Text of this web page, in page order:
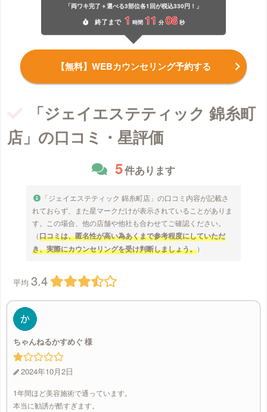
「両ワキ完了＋選べる3部位各1回が税込330円！」
終了 まで 1 時間 11 分 07 秒
【無料】WEBカウンセリング予約する
「ジェイエステティック 錦糸町
店」の口コミ・星評価
5件あります
「ジェイエステティック 錦糸町店」の口コミ内容が記載さ
れておらず、また星マークだけが表示されていることがありま
す。この場合、他の店舗や他社も合わせてご確認ください。
（口コミは、匿名性が高い為あくまで参考程度にしていただ
き、実際にカウンセリングを受け判断しましょう。）
平均3.4
ちゃんねるかすめぐ
2024年10月2日
1年間ほど美容施術で通っています。
本当に勧誘が酷すぎます。